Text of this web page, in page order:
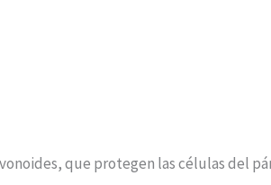
que protegen las células del